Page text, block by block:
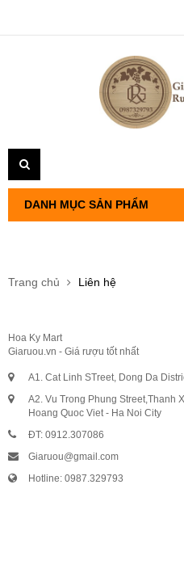
DANH MỤC SẢN PHẨM
RƯỢU VANG Ý
RƯỢU VANG MỸ
RƯỢU VANG NGỌT
Trang chủ Liên hệ
Hoa Ky Mart
Giaruou.vn - Giá rượu tốt nhất
A1. Cat Linh STreet, Dong Da
A2. Vu Trong Phung Street,Thanh
Hoang Quoc Viet - Ha Noi City
ĐT: 0912.307086
Giaruou@gmail.com
Hotline: 0987.329793